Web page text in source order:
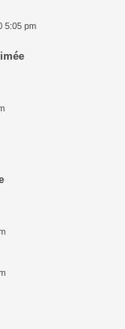
5:05 pm